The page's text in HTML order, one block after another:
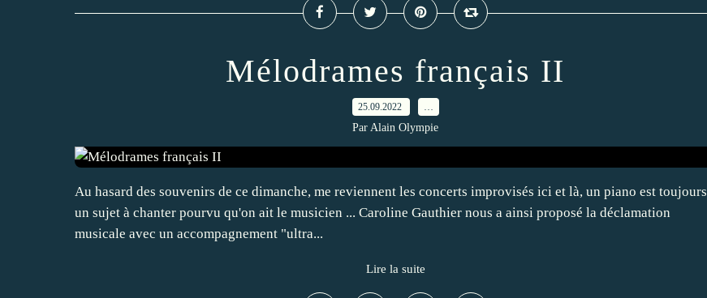
Mélodrames français II
25.09.2022 …
Par Alain Olympie
Au hasard des souvenirs de ce dimanche, me reviennent les concerts improvisés ici et là, un piano est toujours
un sujet à chanter pourvu qu'on ait le musicien ... Caroline Gauthier nous a ainsi proposé la déclamation
musicale avec un accompagnement "ultra...
Lire la suite